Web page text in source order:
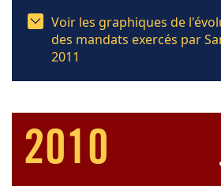
Voir les graphiques de
des mandats exercés par
2011
2010